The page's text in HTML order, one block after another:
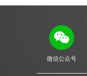
微信公众号